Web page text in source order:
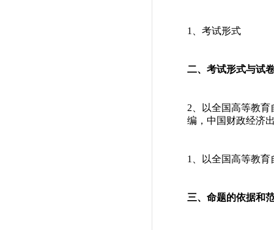
1、考试形式
二、考试形式与试
2、以全国高等教
编，中国财政经济
1、以全国高等教
三、命题的依据和